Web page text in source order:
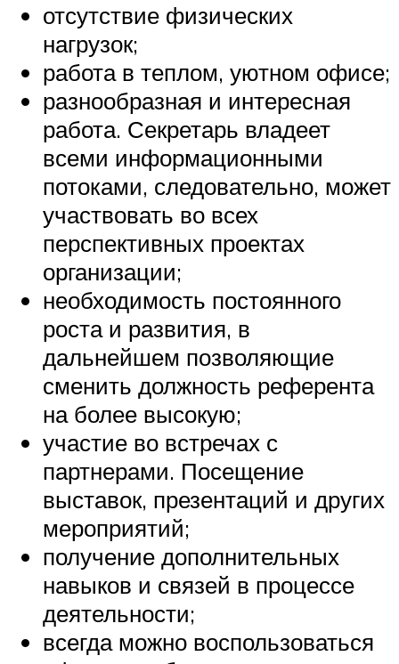
отсутствие физических
нагрузок;
работа в теплом, уютном офисе;
разнообразная и интересная
работа. Секретарь владеет
всеми информационными
потоками, следовательно, может
участвовать во всех
перспективных проектах
организации;
необходимость постоянного
роста и развития, в
дальнейшем позволяющие
сменить должность референта
на более высокую;
участие во встречах с
партнерами. Посещение
выставок, презентаций и других
мероприятий;
получение дополнительных
навыков и связей в процессе
деятельности;
всегда можно воспользоваться